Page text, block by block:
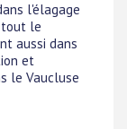
l'élagage
tout le
aussi dans
et
le Vaucluse